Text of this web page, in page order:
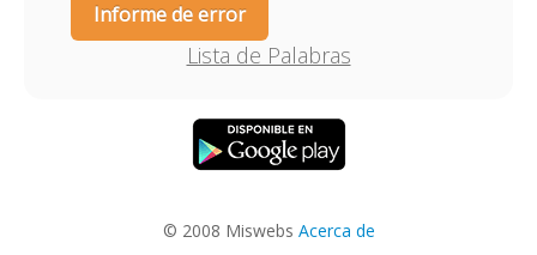
Informe de error
Lista de Palabras
© 2008 Miswebs Acerca de